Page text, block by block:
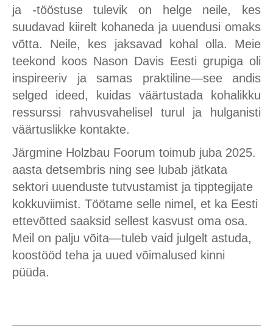
ja -tööstuse tulevik on helge neile, kes
suudavad kiirelt kohaneda ja uuendusi omaks
võtta. Neile, kes jaksavad kohal olla. Meie
teekond koos Nason Davis Eesti grupiga oli
inspireeriv ja samas praktiline—see andis
selged ideed, kuidas väärtustada kohalikku
ressurssi rahvusvahelisel turul ja hulganisti
väärtuslikke kontakte.
Järgmine Holzbau Foorum toimub juba 2025.
aasta detsembris ning see lubab jätkata
sektori uuenduste tutvustamist ja tipptegijate
kokkuviimist. Töötame selle nimel, et ka Eesti
ettevõtted saaksid sellest kasvust oma osa.
Meil on palju võita—tuleb vaid julgelt astuda,
koostööd teha ja uued võimalused kinni
püüda.